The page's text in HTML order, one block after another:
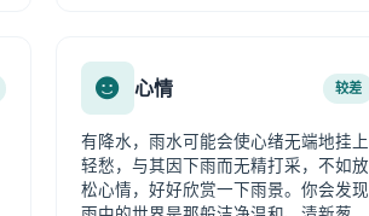
心情 较差
有降水，雨水可能会使心绪无端地挂上
轻愁，与其因下雨而无精打采，不如放
松心情，好好欣赏一下雨景。你会发现